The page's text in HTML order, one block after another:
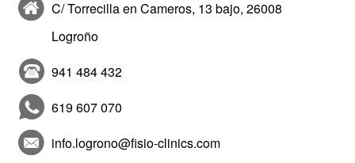
C/ Torrecilla en Cameros, 13 bajo, 26008
Logroño
941 484 432
619 607 070
info.logrono@fisio-clinics.com